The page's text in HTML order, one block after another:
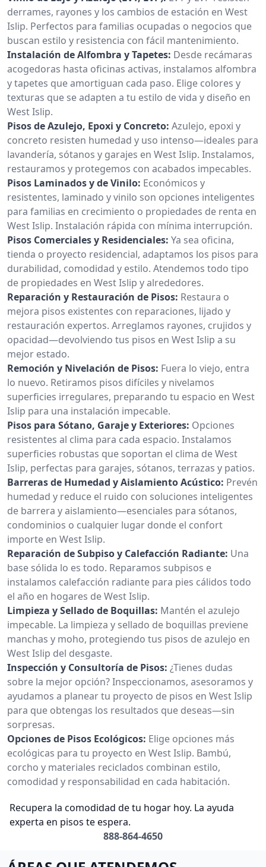
derrames, rayones y los cambios de estación en West
Islip. Perfectos para familias ocupadas o negocios que
buscan estilo y resistencia con fácil mantenimiento.
Instalación de Alfombra y Tapetes: Desde recámaras
acogedoras hasta oficinas activas, instalamos alfombra
y tapetes que amortiguan cada paso. Elige colores y
texturas que se adapten a tu estilo de vida y diseño en
West Islip.
Pisos de Azulejo, Epoxi y Concreto: Azulejo, epoxi y
concreto resisten humedad y uso intenso—ideales para
lavandería, sótanos y garajes en West Islip. Instalamos,
restauramos y protegemos con acabados impecables.
Pisos Laminados y de Vinilo: Económicos y
resistentes, laminado y vinilo son opciones inteligentes
para familias en crecimiento o propiedades de renta en
West Islip. Instalación rápida con mínima interrupción.
Pisos Comerciales y Residenciales: Ya sea oficina,
tienda o proyecto residencial, adaptamos los pisos para
durabilidad, comodidad y estilo. Atendemos todo tipo
de propiedades en West Islip y alrededores.
Reparación y Restauración de Pisos: Restaura o
mejora pisos existentes con reparaciones, lijado y
restauración expertos. Arreglamos rayones, crujidos y
opacidad—devolviendo tus pisos en West Islip a su
mejor estado.
Remoción y Nivelación de Pisos: Fuera lo viejo, entra
lo nuevo. Retiramos pisos difíciles y nivelamos
superficies irregulares, preparando tu espacio en West
Islip para una instalación impecable.
Pisos para Sótano, Garaje y Exteriores: Opciones
resistentes al clima para cada espacio. Instalamos
superficies robustas que soportan el clima de West
Islip, perfectas para garajes, sótanos, terrazas y patios.
Barreras de Humedad y Aislamiento Acústico: Prevén
humedad y reduce el ruido con soluciones inteligentes
de barrera y aislamiento—esenciales para sótanos,
condominios o cualquier lugar donde el confort
importe en West Islip.
Reparación de Subpiso y Calefacción Radiante: Una
base sólida lo es todo. Reparamos subpisos e
instalamos calefacción radiante para pies cálidos todo
el año en hogares de West Islip.
Limpieza y Sellado de Boquillas: Mantén el azulejo
impecable. La limpieza y sellado de boquillas previene
manchas y moho, protegiendo tus pisos de azulejo en
West Islip del desgaste.
Inspección y Consultoría de Pisos: ¿Tienes dudas
sobre la mejor opción? Inspeccionamos, asesoramos y
ayudamos a planear tu proyecto de pisos en West Islip
para que obtengas los resultados que deseas—sin
sorpresas.
Opciones de Pisos Ecológicos: Elige opciones más
ecológicas para tu proyecto en West Islip. Bambú,
corcho y materiales reciclados combinan estilo,
comodidad y responsabilidad en cada habitación.
Recupera la comodidad de tu hogar hoy. La ayuda
experta en pisos te espera.
888-864-4650